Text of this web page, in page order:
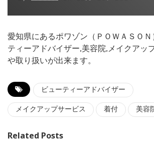
愛知県にあるポワゾン（ＰＯＷＡＳＯ
ティーアドバイザー,美容院,メイクアッ
や取り扱いが出来ます。
ビューティーアドバイザー
メイクアップサービス 着付 美容
Related Posts